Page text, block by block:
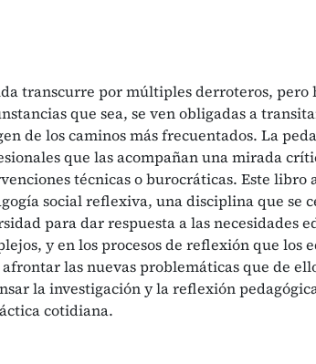
transcurre por múltiples derroteros, pero
que sea, se ven obligadas a
de los caminos más frecuentados. La
que las acompañan una mirada
técnicas o burocráticas. Este libro
social reflexiva, una disciplina que se
para dar respuesta a las necesidades
y en los procesos de reflexión que los
las nuevas problemáticas que de
la investigación y la reflexión
cotidiana.